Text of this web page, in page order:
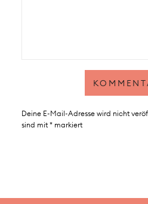
Deine E-Mail-Adresse wird nicht
sind mit *markiert